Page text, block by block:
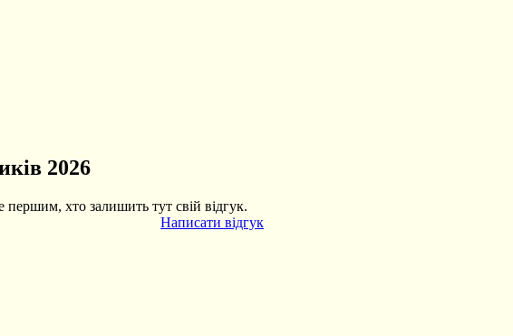
2026
хто залишить тут свій відгук.
Написати відгук